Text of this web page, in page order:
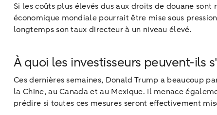
Si les coûts plus élevés dus aux droits de douane
économique mondiale pourrait être mise sous
longtemps son taux directeur à un niveau élevé.
À quoi les investisseurs peuvent-ils
Ces dernières semaines, Donald Trump a beaucoup
la Chine, au Canada et au Mexique. Il menace
prédire si toutes ces mesures seront effectivement